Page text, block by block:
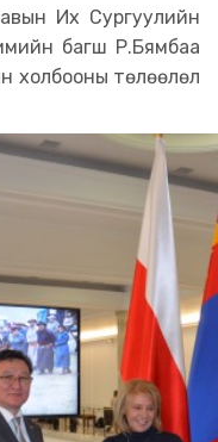
Их Сургуулийн
багш Р.Бямбаа
холбооны төлөөлөл